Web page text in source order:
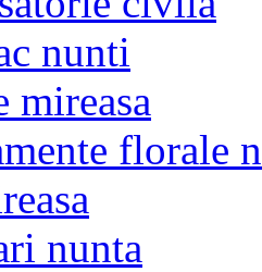
nunti
mireasa
florale
nunta